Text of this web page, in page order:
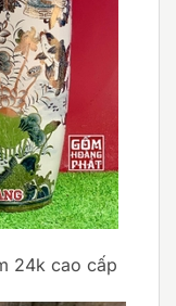
24k cao cấp